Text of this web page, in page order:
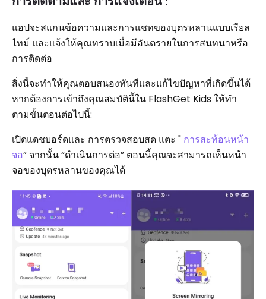
แอปจะสแกนข้อความและการแชทของบุตรหลานแบบเรียล
ไทม์ และแจ้งให้คุณทราบเมื่อมีอันตรายในการสนทนาหรือ
การติดต่อ
สิ่งนี้จะทำให้คุณตอบสนองทันทีและแก้ไขปัญหาที่เกิดขึ้นได้
หากต้องการเข้าถึงคุณสมบัตินี้ใน FlashGet Kids ให้ทำ
ตามขั้นตอนต่อไปนี้:
เปิดแดชบอร์ดและ การตรวจสอบสด แตะ " การสะท้อนหน้า
จอ” จากนั้น “ดำเนินการต่อ” ตอนนี้คุณจะสามารถเห็นหน้า
จอของบุตรหลานของคุณได้